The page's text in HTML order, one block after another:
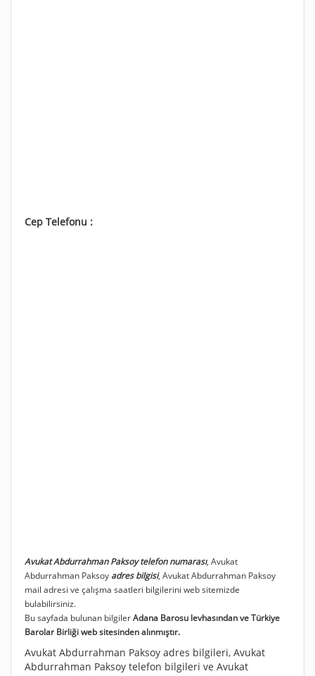
Cep Telefonu :
Avukat Abdurrahman Paksoy telefon numarası, Avukat
Abdurrahman Paksoy adres bilgisi, Avukat Abdurrahman Paksoy
mail adresi ve çalışma saatleri bilgilerini web sitemizde
bulabilirsiniz.
Bu sayfada bulunan bilgilerAdana Barosu levhasından ve Türkiye
Barolar Birliği web sitesinden alınmıştır.
Avukat Abdurrahman Paksoy adres bilgileri, Avukat
Abdurrahman Paksoy telefon bilgileri ve Avukat